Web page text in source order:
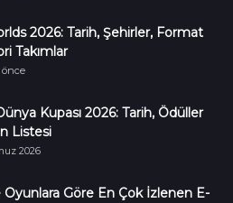
2026: Tarih, Şehirler, Format
Takımlar
Kupası 2026: Tarih, Ödüller
Listesi
2026
Oyunlara Göre En Çok İzlenen E-